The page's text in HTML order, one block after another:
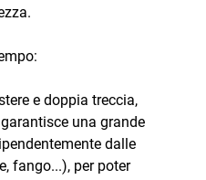
e doppia treccia,
una grande
dalle
fango...), per poter